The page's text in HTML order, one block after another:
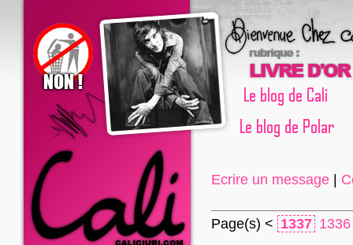
Ecrire un message
Page(s) < 1337 1336